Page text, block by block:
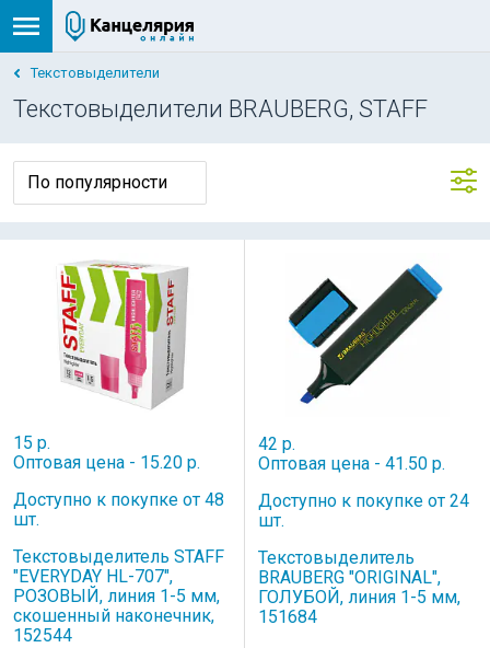
Текстовыделители
Текстовыделители BRAUBERG, STAFF
15 р.
Оптовая цена - 15.20 р.
Доступно к покупке от 48
шт.
Текстовыделитель STAFF
"EVERYDAY HL-707",
РОЗОВЫЙ, линия 1-5 мм,
скошенный наконечник,
152544
42 р.
Оптовая цена - 41.50 р.
Доступно к покупке от 24
шт.
Текстовыделитель
BRAUBERG "ORIGINAL",
ГОЛУБОЙ, линия 1-5 мм,
151684